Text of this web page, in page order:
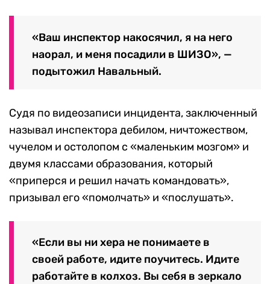
«Ваш инспектор накосячил, я на него
наорал, и меня посадили в ШИЗО», —
подытожил Навальный.
Судя по видеозаписи инцидента, заключенный
называл инспектора дебилом, ничтожеством,
чучелом и остолопом с «маленьким мозгом» и
двумя классами образования, который
«приперся и решил начать командовать»,
призывал его «помолчать» и «послушать».
«Если вы ни хера не понимаете в
своей работе, идите поучитесь. Идите
работайте в колхоз. Вы себя в зеркало